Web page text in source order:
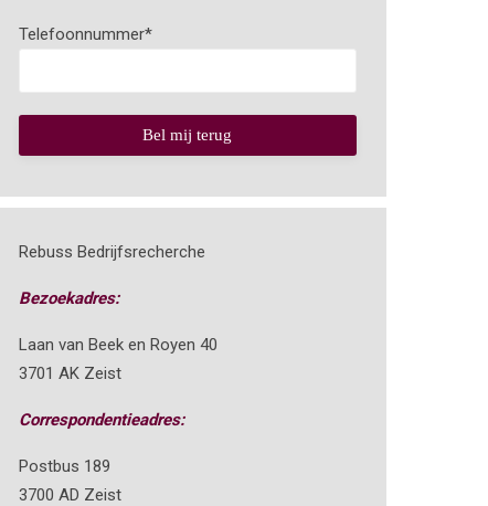
Telefoonnummer*
Rebuss Bedrijfsrecherche
Bezoekadres:
Laan van Beek en Royen 40
3701 AK Zeist
Correspondentieadres:
Postbus 189
3700 AD Zeist